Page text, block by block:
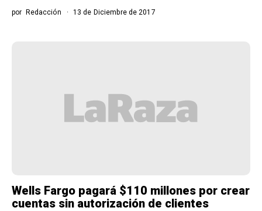
por Redacción 13 de Diciembre de 2017
Wells Fargo pagará $110 millones por crear
cuentas sin autorización de clientes